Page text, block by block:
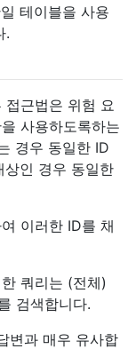
테이블을 사용
.
근법은 위험 요
사용하도록하는
경우 동일한 ID
상인 경우 동일한
이러한 ID를 채
쿼리는 (전체)
검색합니다.
변과 매우 유사합